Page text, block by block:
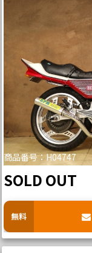
商品番号：H04747
SOLD OUT
無料